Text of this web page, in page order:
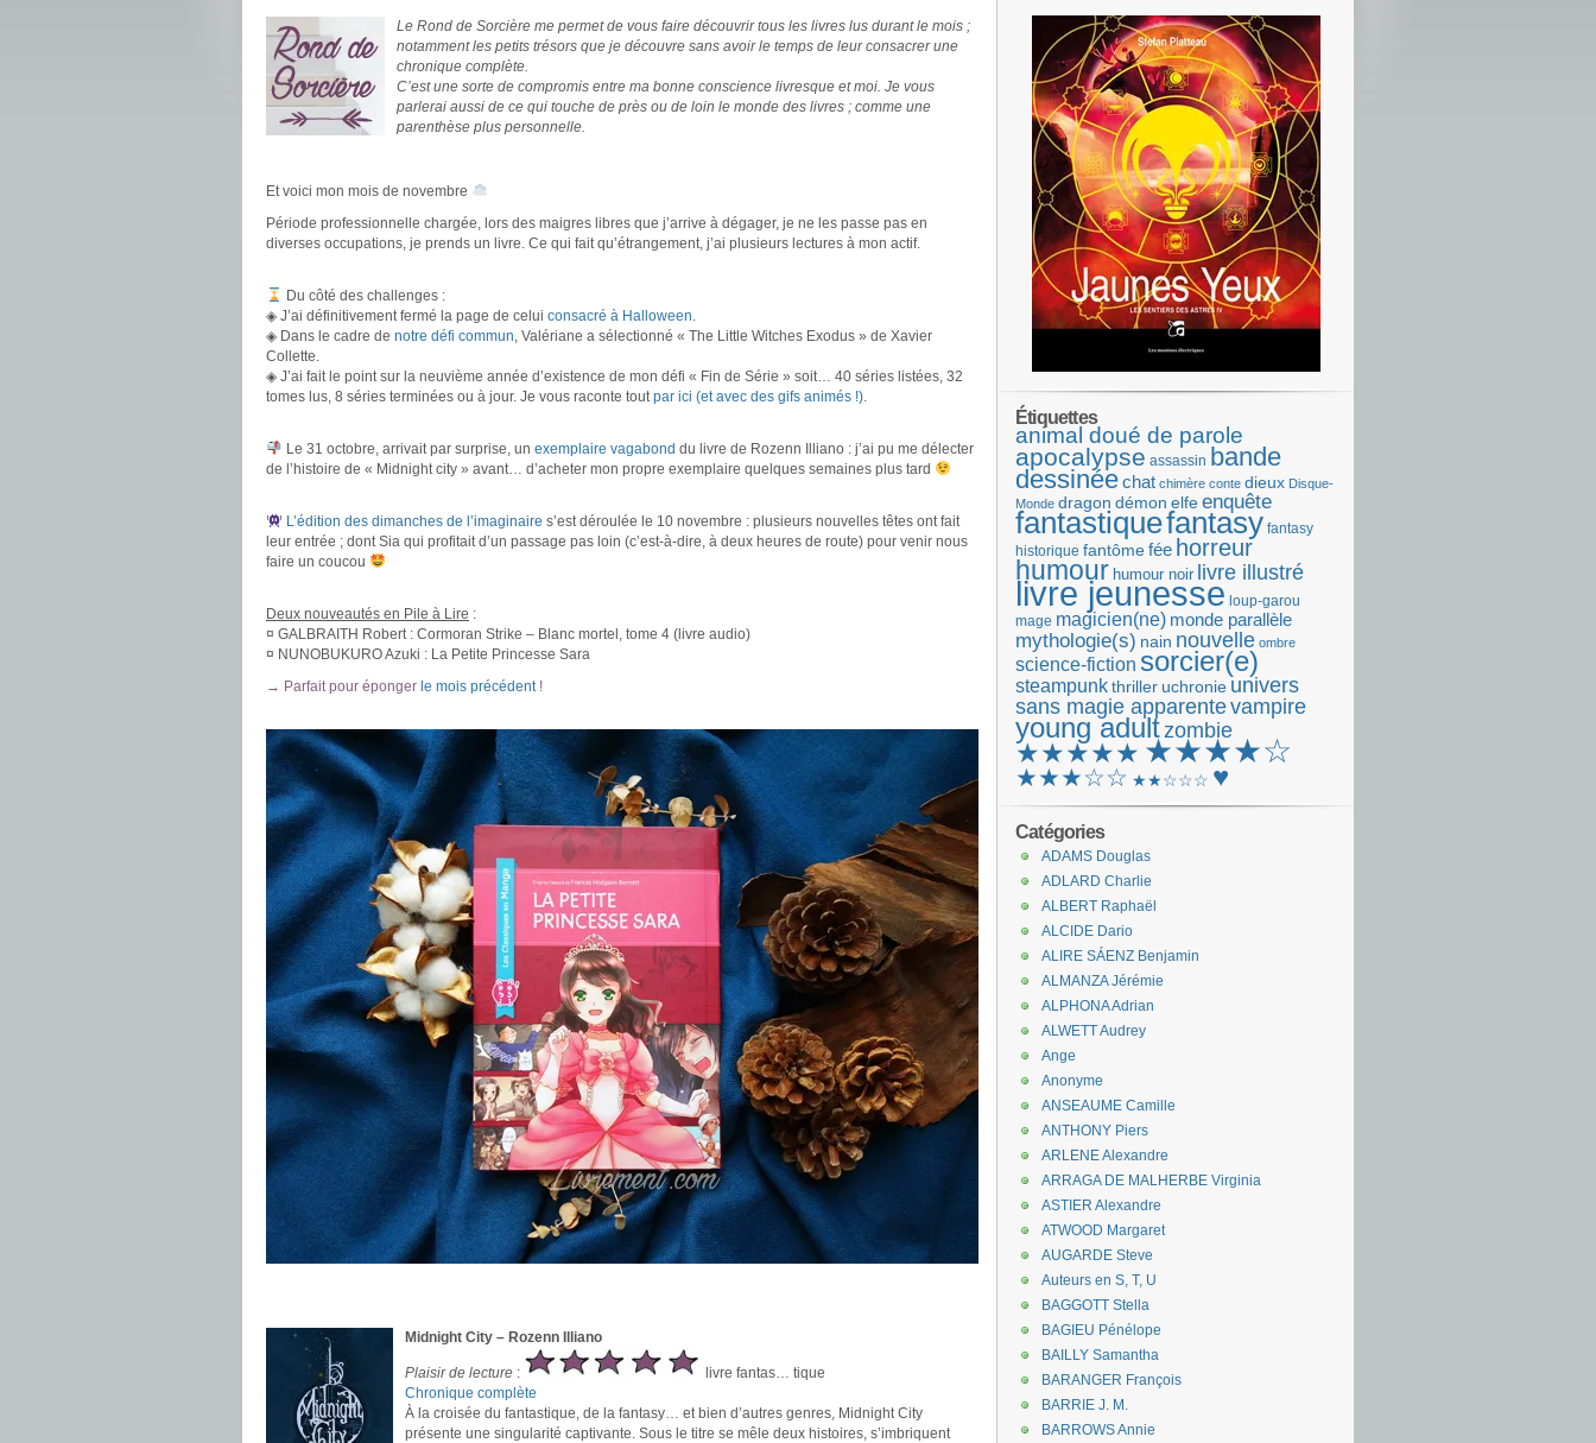
Le Rond de Sorcière me permet de vous faire découvrir tous les livres lus durant le mois ;
notamment les petits trésors que je découvre sans avoir le temps de leur consacrer une
chronique complète.
C’est une sorte de compromis entre ma bonne conscience livresque et moi. Je vous
parlerai aussi de ce qui touche de près ou de loin le monde des livres ; comme une
parenthèse plus personnelle.
Et voici mon mois de novembre
Période professionnelle chargée, lors des maigres libres que j’arrive à dégager, je ne les passe pas en
diverses occupations, je prends un livre. Ce qui fait qu’étrangement, j’ai plusieurs lectures à mon actif.
Du côté des challenges :
◈ J’ai définitivement fermé la page de celui consacré à Halloween.
◈ Dans le cadre de notre défi commun, Valériane a sélectionné « The Little Witches Exodus » de Xavier
Collette.
◈ J’ai fait le point sur la neuvième année d’existence de mon défi « Fin de Série » soit… 40 séries listées, 32
tomes lus, 8 séries terminées ou à jour. Je vous raconte toutpar ici (et avec des gifs animés !).
Le 31 octobre, arrivait par surprise, un exemplaire vagabond du livre de Rozenn Illiano : j’ai pu me délecter
de l’histoire de « Midnight city » avant… d’acheter mon propre exemplaire quelques semaines plus tard
L’édition des dimanches de l’imaginaire s’est déroulée le 10 novembre : plusieurs nouvelles têtes ont fait
leur entrée ; dont Sia qui profitait d’un passage pas loin (c’est-à-dire, à deux heures de route) pour venir nous
faire un coucou
Deux nouveautés en Pile à Lire :
¤ GALBRAITH Robert : Cormoran Strike – Blanc mortel, tome 4 (livre audio)
¤ NUNOBUKURO Azuki : La Petite Princesse Sara
→ Parfait pour éponger le mois précédent!
Midnight City – Rozenn Illiano
Plaisir de lecture :
livre fantas… tique
Chronique complète
À la croisée du fantastique, de la fantasy… et bien d’autres genres, Midnight City
présente une singularité captivante. Sous le titre se mêle deux histoires, s’imbriquent
Étiquettes
animal doué de parole
apocalypse assassin bande
dessinéechat chimère conte dieux Disque-
Monde dragon démon elfeenquête
fantastiquefantasy fantasy
historique fantômefée horreur
humour humour noir livre illustré
livre jeunesse loup-garou
mage magicien(ne) monde parallèle
mythologie(s) nain nouvelle ombre
science-fiction sorcier(e)
steampunkthriller uchronie univers
sans magie apparentevampire
young adultzombie
★★★★★ ★★★★☆
★★★☆☆ ★★☆☆☆ ♥
Catégories
ADAMS Douglas
ADLARD Charlie
ALBERT Raphaël
ALCIDE Dario
ALIRE SÁENZ Benjamin
ALMANZA Jérémie
ALPHONA Adrian
ALWETT Audrey
Ange
Anonyme
ANSEAUME Camille
ANTHONY Piers
ARLENE Alexandre
ARRAGA DE MALHERBE Virginia
ASTIER Alexandre
ATWOOD Margaret
AUGARDE Steve
Auteurs en S, T, U
BAGGOTT Stella
BAGIEU Pénélope
BAILLY Samantha
BARANGER François
BARRIE J. M.
BARROWS Annie